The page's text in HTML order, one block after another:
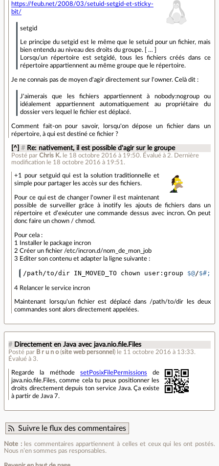
https://feub.net/2008/03/setuid-setgid-et-sticky-
bit/
setgid
Le principe du setgid est le même que le setuid pour un fichier, mais
bien entendu au niveau des droits du groupe. [ … ]
Lorsqu’un répertoire est setgidé, tous les fichiers créés dans ce
répertoire appartiennent au même groupe que le répertoire.
Je ne connais pas de moyen d'agir directement sur l'owner. Celà dit :
J'aimerais que les fichiers appartiennent à nobody:nogroup ou
idéalement appartiennent automatiquement au propriétaire du
dossier vers lequel le fichier est déplacé.
Comment fait-on pour savoir, lorsqu'on dépose un fichier dans un
répertoire, à qui est destiné ce fichier ?
[^] # Re: nativement, il est possible d'agir sur le groupe
Posté parChris K. le 18 octobre 2016 à 19:50. Évalué à 2. Dernière
modification le 18 octobre 2016 à 19:51.
+1 pour setguid qui est la solution traditionnelle et
simple pour partager les accès sur des fichiers.
Pour ce qui est de changer l'owner il est maintenant
possible de surveiller grâce à inotify les ajouts de fichiers dans un
répertoire et d’exécuter une commande dessus avec incron. On peut
donc faire un chown / chmod.
Pour cela :
1 Installer le package incron
2 Créer un fichier /etc/incron.d/nom_de_mon_job
3 Editer son contenu et adapter la ligne suivante :
/path/to/dir IN_MOVED_TO chown user:group $@/$#;
4 Relancer le service incron
Maintenant lorsqu'un fichier est déplacé dans /path/to/dir les deux
commandes sont alors directement appelées.
# Directement en Java avec java.nio.file.Files
Posté par B r u n o(site web personnel ) le 11 octobre 2016 à 13:33.
Évalué à 3.
Regarde la méthode setPosixFilePermissions de
java.nio.file.Files, comme cela tu peux positionner les
droits directement depuis ton service Java. Ça existe
à partir de Java 7.
Suivre le flux des commentaires
Note :les commentaires appartiennent à celles et ceux qui les ont postés.
Nous n’en sommes pas responsables.